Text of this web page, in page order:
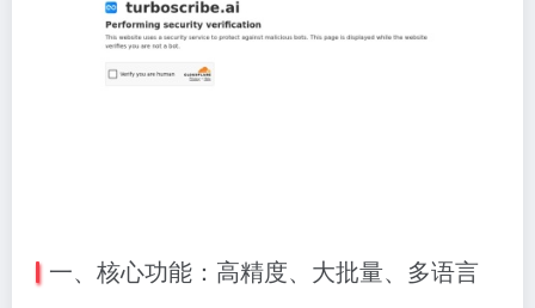
一、核心功能：高精度、大批量、多语言